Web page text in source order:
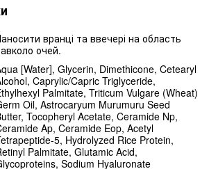
вранці та ввечері на область
очей.
[Water], Glycerin, Dimethicone, Cetearyl
Caprylic/Capric Triglyceride,
Palmitate, Triticum Vulgare (Wheat)
Oil, Astrocaryum Murumuru Seed
Tocopheryl Acetate, Ceramide Np,
Ap, Ceramide Eop, Acetyl
5, Hydrolyzed Rice Protein,
Palmitate, Glutamic Acid,
Sodium Hyaluronate